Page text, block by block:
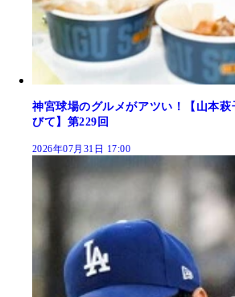
神宮球場のグルメがアツい！【山本
びて】第229回
2026年07月31日 17:00